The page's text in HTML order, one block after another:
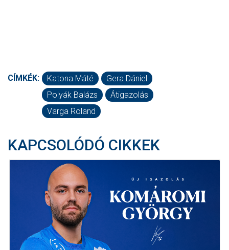
CÍMKÉK: Katona Máté
Gera Dániel
Polyák Balázs
Átigazolás
Varga Roland
KAPCSOLÓDÓ CIKKEK